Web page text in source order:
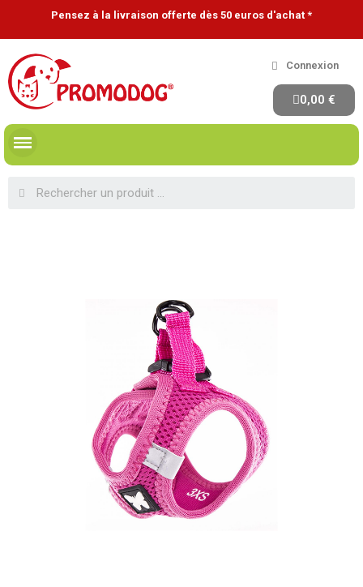
Pensez à la livraison offerte dès 50 euros d'achat *
Connexion
0,00 €